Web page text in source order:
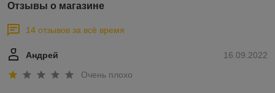
Отзывы о магазине
14 отзывов за всё время
16.09.2022
Андрей
Очень плохо